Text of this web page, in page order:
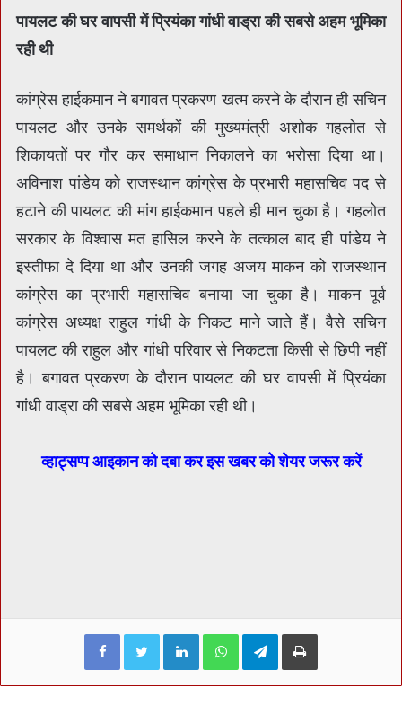
पायलट की घर वापसी में प्रियंका गांधी वाड्रा की सबसे अहम भूमिका
रही थी
कांग्रेस हाईकमान ने बगावत प्रकरण खत्म करने के दौरान ही सचिन
पायलट और उनके समर्थकों की मुख्यमंत्री अशोक गहलोत से
शिकायतों पर गौर कर समाधान निकालने का भरोसा दिया था।
अविनाश पांडेय को राजस्थान कांग्रेस के प्रभारी महासचिव पद से
हटाने की पायलट की मांग हाईकमान पहले ही मान चुका है। गहलोत
सरकार के विश्वास मत हासिल करने के तत्काल बाद ही पांडेय ने
इस्तीफा दे दिया था और उनकी जगह अजय माकन को राजस्थान
कांग्रेस का प्रभारी महासचिव बनाया जा चुका है। माकन पूर्व
कांग्रेस अध्यक्ष राहुल गांधी के निकट माने जाते हैं। वैसे सचिन
पायलट की राहुल और गांधी परिवार से निकटता किसी से छिपी नहीं
है। बगावत प्रकरण के दौरान पायलट की घर वापसी में प्रियंका
गांधी वाड्रा की सबसे अहम भूमिका रही थी।
व्हाट्सप्प आइकान को दबा कर इस खबर को शेयर जरूर करें
FacebookTwitterLinkedInWhatsAppTelegramPrint